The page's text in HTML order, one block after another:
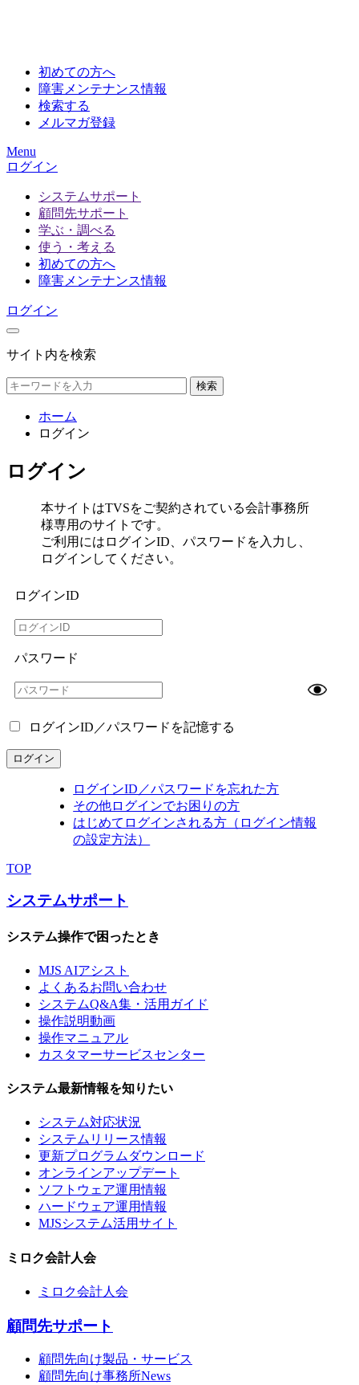
初めての方へ
障害メンテナンス情報
検索する
メルマガ登録
Menu
ログイン
システムサポート
顧問先サポート
学ぶ・調べる
使う・考える
初めての方へ
障害メンテナンス情報
ログイン
サイト内を検索
検索
ホーム
ログイン
ログイン
本サイトはTVSをご契約されている会計事務所
様専用のサイトです。
ご利用にはログインID、パスワードを入力し、
ログインしてください。
ログインID
パスワード
ログインID／パスワードを記憶する
ログイン
ログインID／パスワードを忘れた方
その他ログインでお困りの方
はじめてログインされる方（ログイン情報
の設定方法）
TOP
システムサポート
システム操作で困ったとき
MJS AIアシスト
よくあるお問い合わせ
システムQ&A集・活用ガイド
操作説明動画
操作マニュアル
カスタマーサービスセンター
システム最新情報を知りたい
システム対応状況
システムリリース情報
更新プログラムダウンロード
オンラインアップデート
ソフトウェア運用情報
ハードウェア運用情報
MJSシステム活用サイト
ミロク会計人会
ミロク会計人会
顧問先サポート
顧問先向け製品・サービス
顧問先向け事務所News